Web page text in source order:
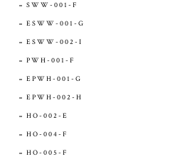
SWW-001-F
ESWW-001-G
ESWW-002-I
PWH-001-F
EPWH-001-G
EPWH-002-H
HO-002-E
HO-004-F
HO-005-F